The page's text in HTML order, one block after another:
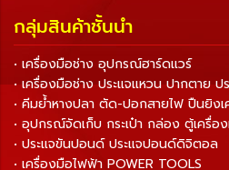
กลุ่มสินค้าชั้นนำ
• เครื่องมือช่าง อุปกรณ์ฮาร์ดแวร์
• เครื่องมือช่าง ประแจแหวน ปากตาย ป
• คีมย้ำหางปลา ตัด-ปอกสายไฟ ปืนยิงเ
• อุปกรณ์จัดเก็บ กระเป๋า กล่อง ตู้เครื่อ
• ประแจขันปอนด์ ประแจปอนด์ดิจิตอล
• เครื่องมือไฟฟ้า POWER TOOLS